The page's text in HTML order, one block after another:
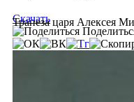
Трапеза царя Алексея
Скачать